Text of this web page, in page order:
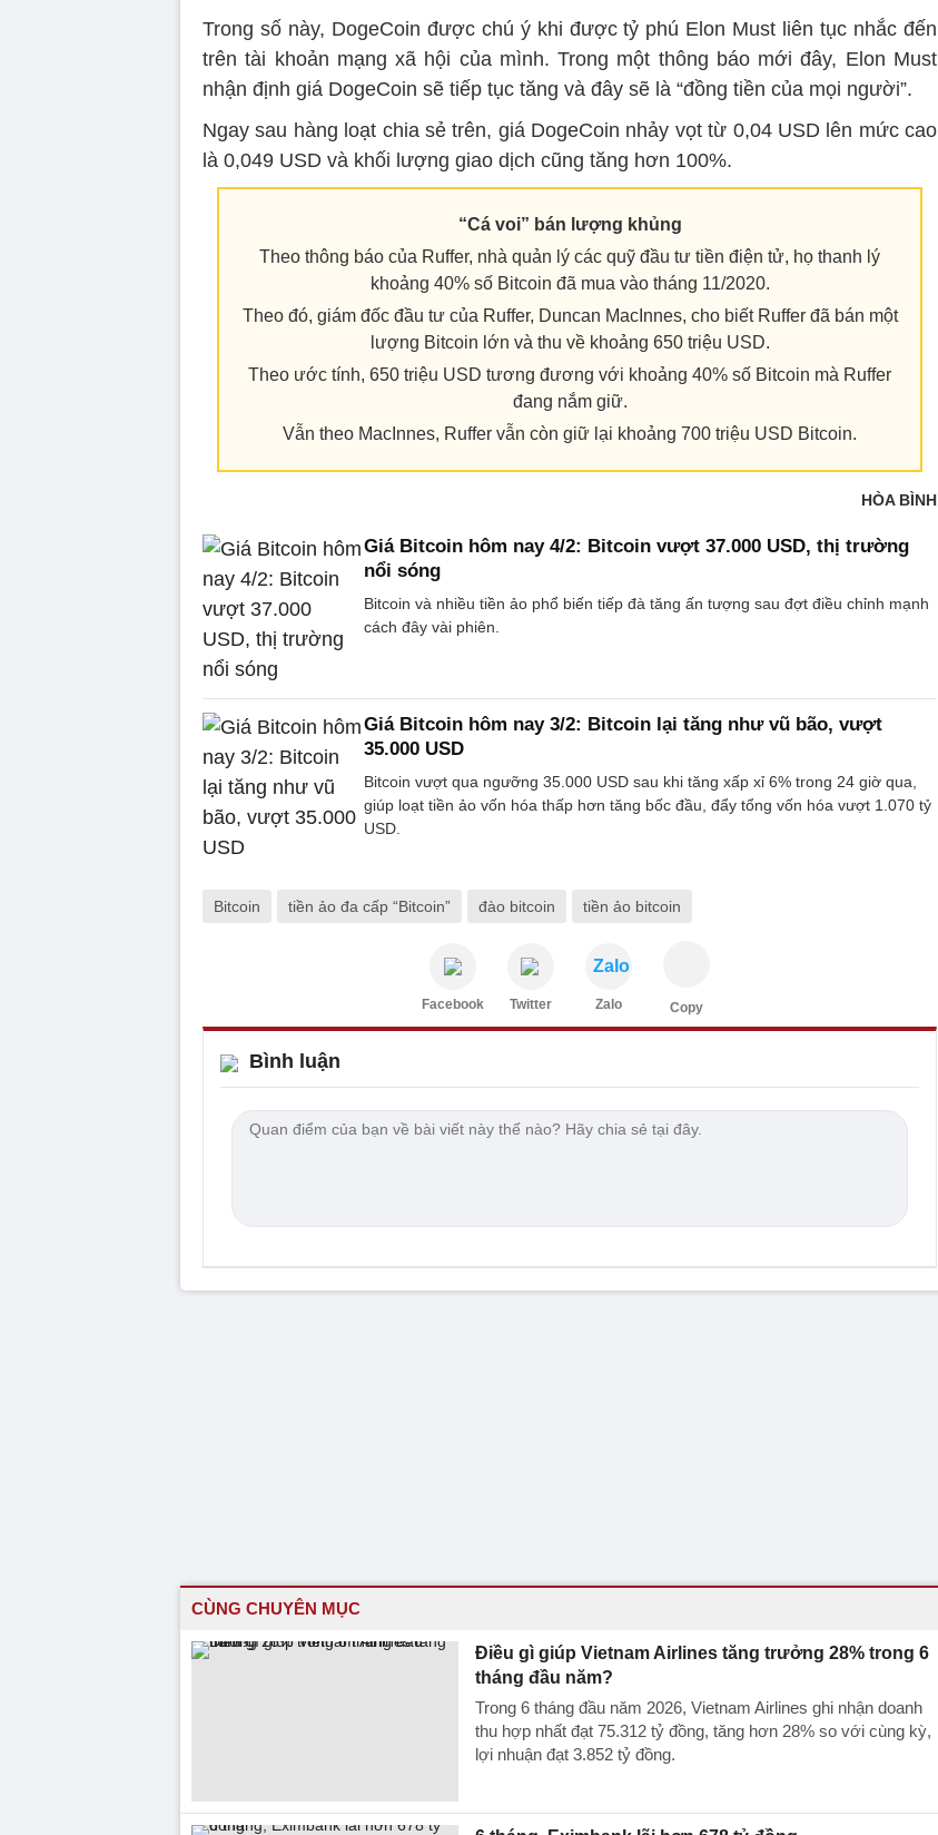
Trong số này, DogeCoin được chú ý khi được tỷ phú Elon Must liên tục nhắc đến
trên tài khoản mạng xã hội của mình. Trong một thông báo mới đây, Elon Must
nhận định giá DogeCoin sẽ tiếp tục tăng và đây sẽ là “đồng tiền của mọi người”.
Ngay sau hàng loạt chia sẻ trên, giá DogeCoin nhảy vọt từ 0,04 USD lên mức cao
là 0,049 USD và khối lượng giao dịch cũng tăng hơn 100%.
“Cá voi” bán lượng khủng
Theo thông báo của Ruffer, nhà quản lý các quỹ đầu tư tiền điện tử, họ thanh lý
khoảng 40% số Bitcoin đã mua vào tháng 11/2020.
Theo đó, giám đốc đầu tư của Ruffer, Duncan MacInnes, cho biết Ruffer đã bán một
lượng Bitcoin lớn và thu về khoảng 650 triệu USD.
Theo ước tính, 650 triệu USD tương đương với khoảng 40% số Bitcoin mà Ruffer
đang nắm giữ.
Vẫn theo MacInnes, Ruffer vẫn còn giữ lại khoảng 700 triệu USD Bitcoin.
HÒA BÌNH
Giá Bitcoin hôm nay 4/2: Bitcoin vượt 37.000 USD, thị trường
nổi sóng
Bitcoin và nhiều tiền ảo phổ biến tiếp đà tăng ấn tượng sau đợt điều chỉnh mạnh
cách đây vài phiên.
Giá Bitcoin hôm nay 3/2: Bitcoin lại tăng như vũ bão, vượt
35.000 USD
Bitcoin vượt qua ngưỡng 35.000 USD sau khi tăng xấp xỉ 6% trong 24 giờ qua,
giúp loạt tiền ảo vốn hóa thấp hơn tăng bốc đầu, đẩy tổng vốn hóa vượt 1.070 tỷ
USD.
Bitcoin tiền ảo đa cấp “Bitcoin” đào bitcoin tiền ảo bitcoin
Facebook Twitter
Zalo
Zalo Copy
Bình luận
CÙNG CHUYÊN MỤC
Điều gì giúp Vietnam Airlines tăng trưởng 28% trong 6
tháng đầu năm?
Trong 6 tháng đầu năm 2026, Vietnam Airlines ghi nhận doanh
thu hợp nhất đạt 75.312 tỷ đồng, tăng hơn 28% so với cùng kỳ,
lợi nhuận đạt 3.852 tỷ đồng.